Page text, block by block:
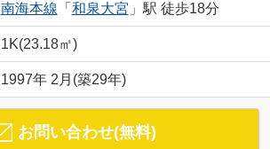
南海本線 「 和泉大宮 」駅 徒歩18分
1K(23.18㎡)
1997年 2月(築29年)
お問い合わせ(無料)